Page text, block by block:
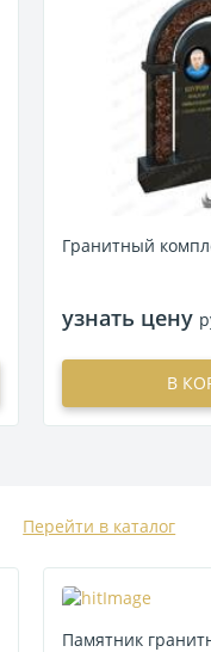
Гранитный
узнать цену
В
Перейти в каталог
Памятник